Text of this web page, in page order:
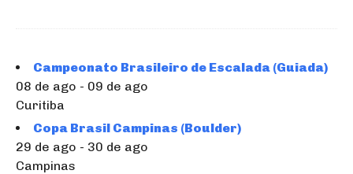
Campeonato Brasileiro de Escalada (Guiada)
08 de ago - 09 de ago
Curitiba
Copa Brasil Campinas (Boulder)
29 de ago - 30 de ago
Campinas